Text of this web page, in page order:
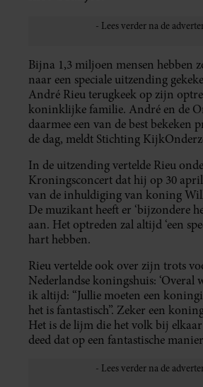
Bijna 1,3 miljoen mensen hebben
naar een speciale uitzending
André Rieu terugkeek op zijn
koninklijke familie. André en de
daarmee een van de best bekeken
de dag, meldt Stichting
In de uitzending vertelde Rieu
Kroningsconcert dat hij op 30 april
van de inhuldiging van koning
De muzikant heeft er ‘bijzondere
aan. Het optreden zal altijd ‘een
hart hebben.
Rieu vertelde ook over zijn trots
Nederlandse koningshuis: ‘Overal
ik altijd: “Jullie moeten een
het is fantastisch”. Zeker een
Het is de lijm die het volk bij
deed dat op een fantastische